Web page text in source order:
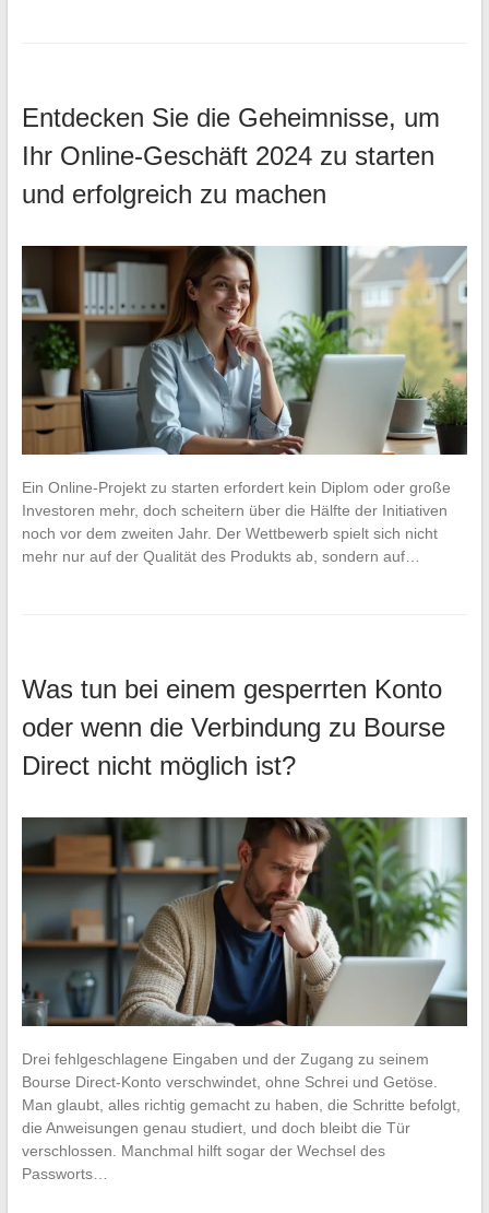
Entdecken Sie die Geheimnisse, um
Ihr Online-Geschäft 2024 zu starten
und erfolgreich zu machen
Ein Online-Projekt zu starten erfordert kein Diplom oder große
Investoren mehr, doch scheitern über die Hälfte der Initiativen
noch vor dem zweiten Jahr. Der Wettbewerb spielt sich nicht
mehr nur auf der Qualität des Produkts ab, sondern auf…
Was tun bei einem gesperrten Konto
oder wenn die Verbindung zu Bourse
Direct nicht möglich ist?
Drei fehlgeschlagene Eingaben und der Zugang zu seinem
Bourse Direct-Konto verschwindet, ohne Schrei und Getöse.
Man glaubt, alles richtig gemacht zu haben, die Schritte befolgt,
die Anweisungen genau studiert, und doch bleibt die Tür
verschlossen. Manchmal hilft sogar der Wechsel des
Passworts…